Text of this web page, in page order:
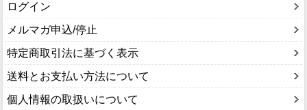
ログイン
メルマガ申込/停止
特定商取引法に基づく表示
送料とお支払い方法について
個人情報の取扱いについて